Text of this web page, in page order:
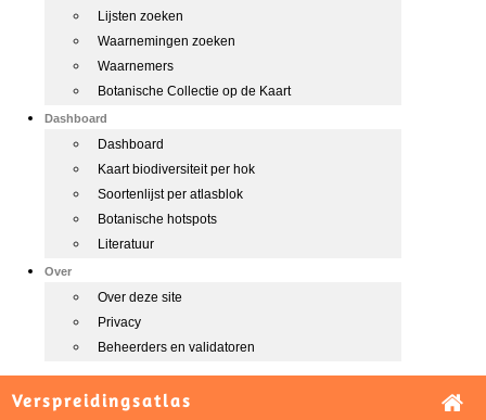
Lijsten zoeken
Waarnemingen zoeken
Waarnemers
Botanische Collectie op de Kaart
Dashboard
Dashboard
Kaart biodiversiteit per hok
Soortenlijst per atlasblok
Botanische hotspots
Literatuur
Over
Over deze site
Privacy
Beheerders en validatoren
Verspreidingsatlas